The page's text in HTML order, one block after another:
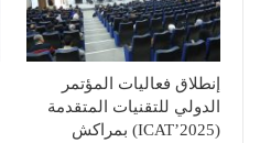
إنطلاق فعاليات المؤتمر
الدولي للتقنيات المتقدمة
(ICAT’2025) بمراكش